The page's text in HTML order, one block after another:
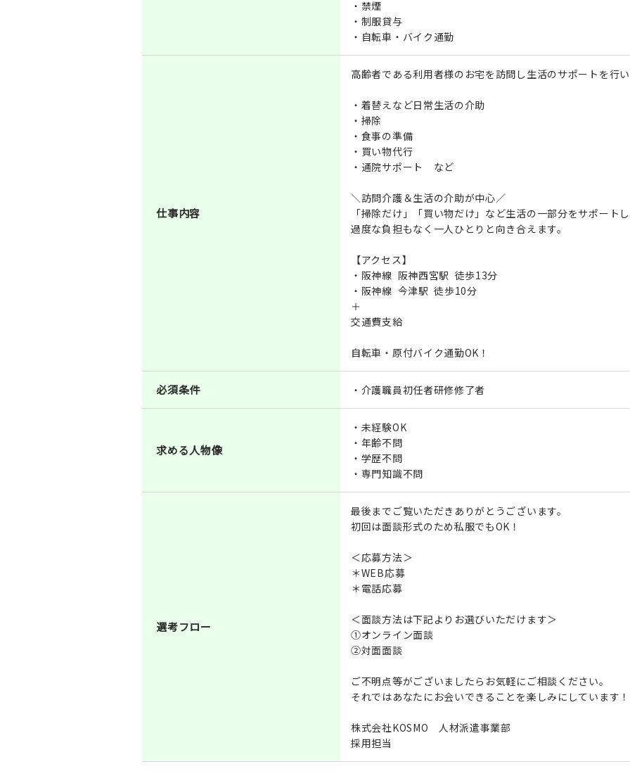
・禁煙
・制服貸与
・自転車・バイク通勤
仕事内容
高齢者である利用者様のお宅を訪問し生活のサポートを行
・着替えなど日常生活の介助
・掃除
・食事の準備
・買い物代行
・通院サポート など
＼訪問介護＆生活の介助が中心／
「掃除だけ」「買い物だけ」など生活の一部分をサポート
過度な負担もなく一人ひとりと向き合えます。
【アクセス】
・阪神線 阪神西宮駅 徒歩13分
・阪神線 今津駅 徒歩10分
＋
交通費支給
自転車・原付バイク通勤OK！
必須条件 ・介護職員初任者研修修了者
求める人物像
・未経験OK
・年齢不問
・学歴不問
・専門知識不問
選考フロー
最後までご覧いただきありがとうございます。
初回は面談形式のため私服でもOK！
＜応募方法＞
＊WEB応募
＊電話応募
＜面談方法は下記よりお選びいただけます＞
①オンライン面談
②対面面談
ご不明点等がございましたらお気軽にご相談ください。
それではあなたにお会いできることを楽しみにしています！
株式会社KOSMO 人材派遣事業部
採用担当